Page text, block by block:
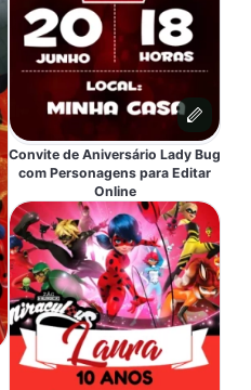
Convite de Aniversário Lady Bug
com Personagens para Editar
Online